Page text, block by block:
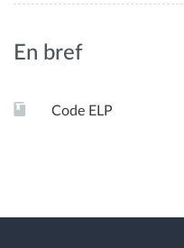
En bref
Code ELP